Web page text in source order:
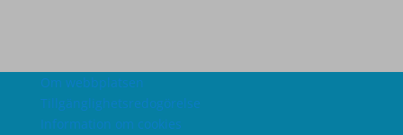
Om webbplatsen
Tillgänglighetsredogörelse
Information om cookies